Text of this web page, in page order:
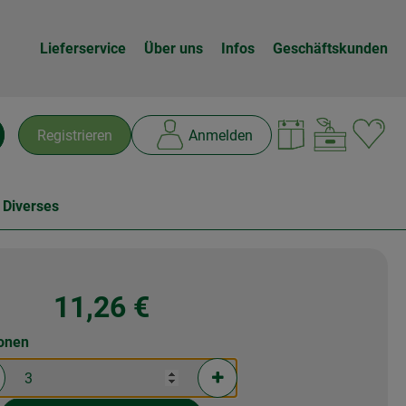
Lieferservice Über uns Infos Geschäftskunden
Registrieren Anmelden
11,26 €
verringern (aktuell 3 Portionen ausgewählt)
Portionen erhöhen (aktuell 3